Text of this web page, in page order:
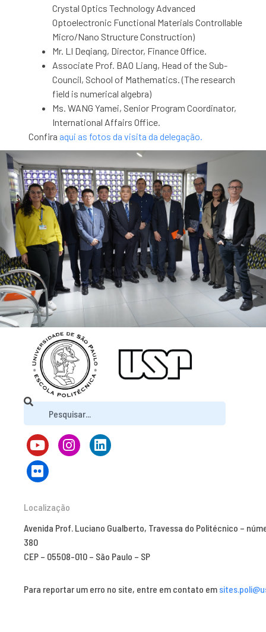
Crystal Optics Technology Advanced
Optoelectronic Functional Materials Controllable
Micro/Nano Structure Construction)
Mr. LI Deqiang, Director, Finance Office.
Associate Prof. BAO Liang, Head of the Sub-
Council, School of Mathematics. (The research
field is numerical algebra)
Ms. WANG Yamei, Senior Program Coordinator,
International Affairs Office.
Confira aqui as fotos da visita da delegação.
Localização
Avenida Prof. Luciano Gualberto, Travessa do Politécnico –
380
CEP – 05508-010 – São Paulo – SP
Para reportar um erro no site, entre em contato em